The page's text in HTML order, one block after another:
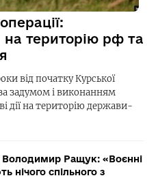
на територію рф та
від початку Курської
задумом і виконанням
дії на територію держави-
Володимир Ращук: «Воєнні
нічого спільного з